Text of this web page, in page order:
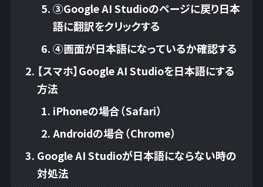
③Google AI Studioのページに戻り日本
語に翻訳をクリックする
④画面が日本語になっているか確認する
【スマホ】Google AI Studioを日本語にする
方法
iPhoneの場合（Safari）
Androidの場合（Chrome）
Google AI Studioが日本語にならない時の
対処法